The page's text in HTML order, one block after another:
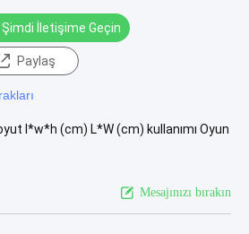
Şimdi İletişime Geçin
Paylaş
l*w*h (cm) L*W (cm) kullanımı Oyun
Mesajınızı bırakın